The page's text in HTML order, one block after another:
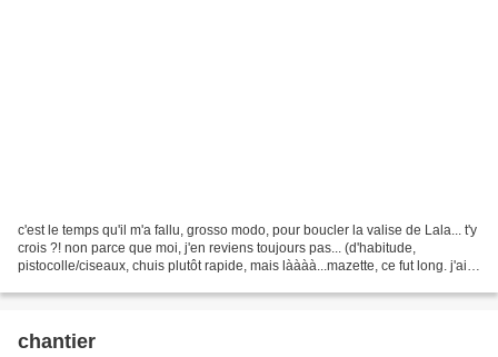
c'est le temps qu'il m'a fallu, grosso modo, pour boucler la valise de Lala... t'y
crois ?! non parce que moi, j'en reviens toujours pas... (d'habitude,
pistocolle/ciseaux, chuis plutôt rapide, mais làààà...mazette, ce fut long. j'ai
chantier